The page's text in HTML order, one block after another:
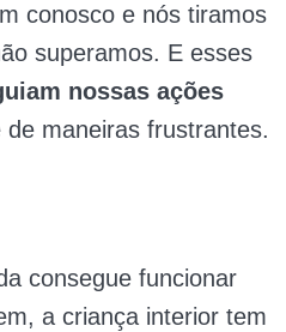
conosco e nós tiramos
superamos. E esses
nossas ações
de maneiras frustrantes.
consegue funcionar
a criança interior tem